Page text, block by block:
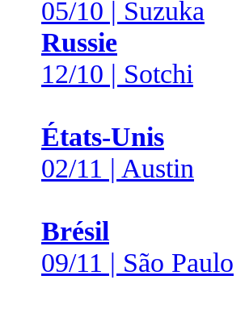
05/10 | Suzuka
Russie
12/10 | Sotchi
États-Unis
02/11 | Austin
Brésil
09/11 | São Paulo